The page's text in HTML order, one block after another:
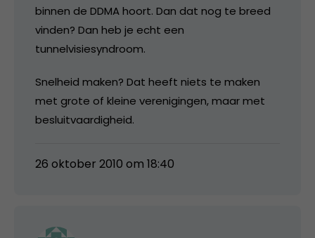
binnen de DDMA hoort. Dan dat nog te breed
vinden? Dan heb je echt een
tunnelvisiesyndroom.
Snelheid maken? Dat heeft niets te maken
met grote of kleine verenigingen, maar met
besluitvaardigheid.
26 oktober 2010 om 18:40